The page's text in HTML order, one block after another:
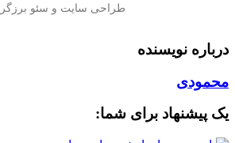
درباره نویسنده
محمودی
یک پیشنهاد برای شما: